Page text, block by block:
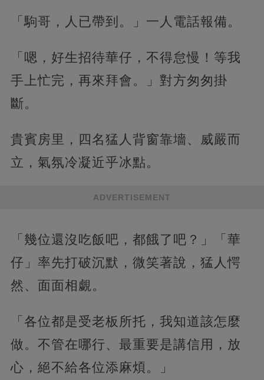
「駒哥，人已帶到。」一人電話報備。
「嗯，好生招待華仔，不得怠慢！等我
手上忙完，再來拜會。」對方匆匆掛
斷。
貴賓房里，四名猛人背窗靠墻、威嚴而
立，氣氛冷凝近乎冰點。
ADVERTISEMENT
「幾位還沒吃飯吧，都餓了吧？」「華
仔」率先打破沉默，微笑著說，猛人愕
然、面面相覷。
「各位都是受老板所托，我知道該怎麼
做。不管在哪行、最重要是講信用，放
心，絕不給各位添麻煩。」